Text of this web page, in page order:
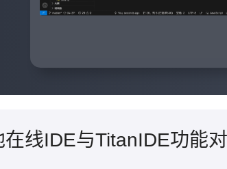
在线IDE与TitanIDE功能